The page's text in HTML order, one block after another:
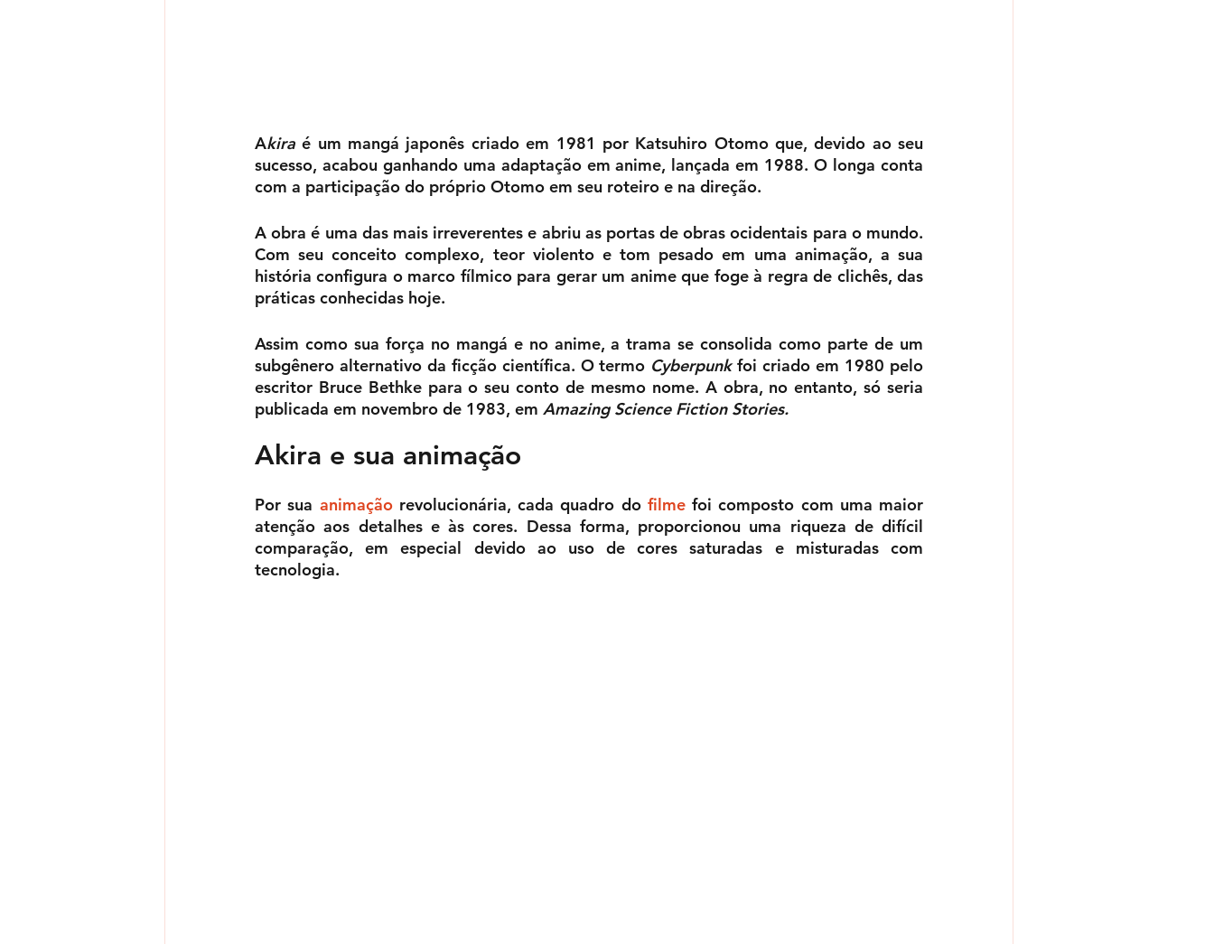
Akira é um mangá japonês criado em 1981 por Katsuhiro Otomo que, devido ao seu
sucesso, acabou ganhando uma adaptação em anime, lançada em 1988. O longa conta
com a participação do próprio Otomo em seu roteiro e na direção.
A obra é uma das mais irreverentes e abriu as portas de obras ocidentais para o mundo.
Com seu conceito complexo, teor violento e tom pesado em uma animação, a sua
história configura o marco fílmico para gerar um anime que foge à regra de clichês, das
práticas conhecidas hoje.
Assim como sua força no mangá e no anime, a trama se consolida como parte de um
subgênero alternativo da ficção científica. O termo Cyberpunk foi criado em 1980 pelo
escritor Bruce Bethke para o seu conto de mesmo nome. A obra, no entanto, só seria
publicada em novembro de 1983, em Amazing Science Fiction Stories.
Akira e sua animação
Por sua animação revolucionária, cada quadro do filme foi composto com uma maior
atenção aos detalhes e às cores. Dessa forma, proporcionou uma riqueza de difícil
comparação, em especial devido ao uso de cores saturadas e misturadas com
tecnologia.